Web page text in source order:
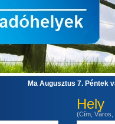
Ma Augusztus 7. Péntek
Hely
(Cím,